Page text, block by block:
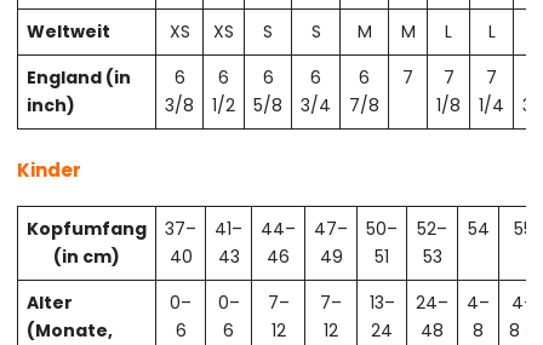
Weltweit XS XS S S M M L L
England (in
inch)
6
3/8
6
1/2
6
5/8
6
3/4
6
7/8
7
7
1/8
7
1/4
Kinder
Kopfumfang
(in cm)
37–
40
41–
43
44–
46
47–
49
50–
51
52–
53
54 55
Alter
(Monate,
0–
6
0–
6
7–
12
7–
12
13–
24
24–
48
4–
8
4–
8 J.